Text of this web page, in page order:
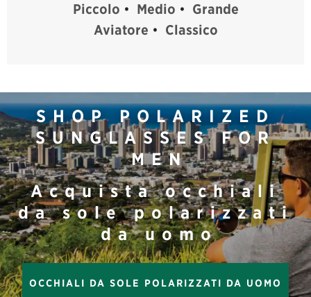
Piccolo • Medio • Grande
Aviatore • Classico
SHOP POLARIZED
SUNGLASSES FOR
MEN
Acquista occhiali
da sole polarizzati
da uomo
OCCHIALI DA SOLE POLARIZZATI DA UOMO